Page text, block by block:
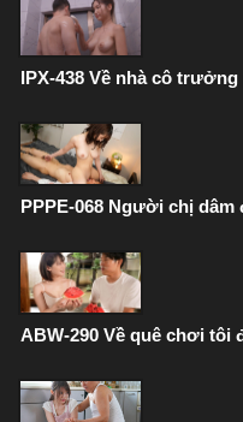
IPX-438 Về nhà cô
PPPE-068 Người chị
ABW-290 Về quê chơi